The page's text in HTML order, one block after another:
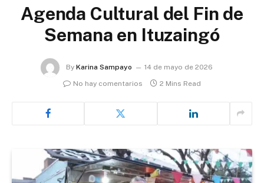
Agenda Cultural del Fin de
Semana en Ituzaingó
By Karina Sampayo
14 de mayo de 2026
No hay comentarios
2 Mins Read